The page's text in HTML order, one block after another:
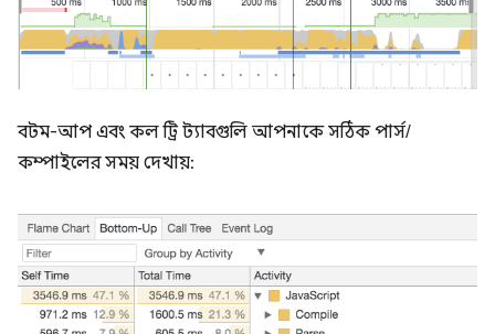
বটম-আপ এবং কল ট্রি ট্যাবগুলি আপনাকে সঠিক পার্স/
কম্পাইলের সময় দেখায়: